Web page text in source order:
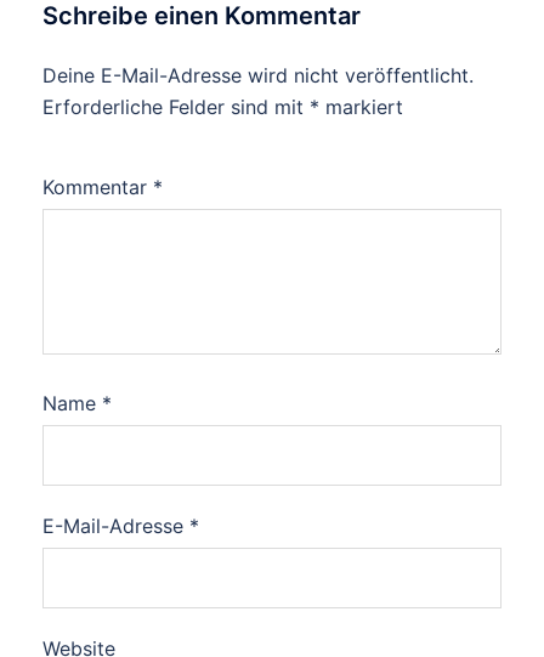
Schreibe einen Kommentar
Deine E-Mail-Adresse wird nicht veröffentlicht.
Erforderliche Felder sind mit * markiert
Kommentar *
Name *
E-Mail-Adresse *
Website